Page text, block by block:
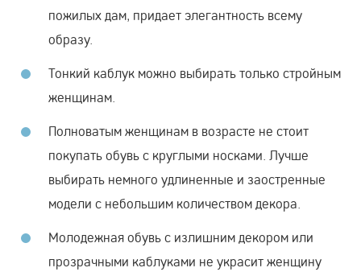
пожилых дам, придает элегантность всему
образу.
Тонкий каблук можно выбирать только стройным
женщинам.
Полноватым женщинам в возрасте не стоит
покупать обувь с круглыми носками. Лучше
выбирать немного удлиненные и заостренные
модели с небольшим количеством декора.
Молодежная обувь с излишним декором или
прозрачными каблуками не украсит женщину